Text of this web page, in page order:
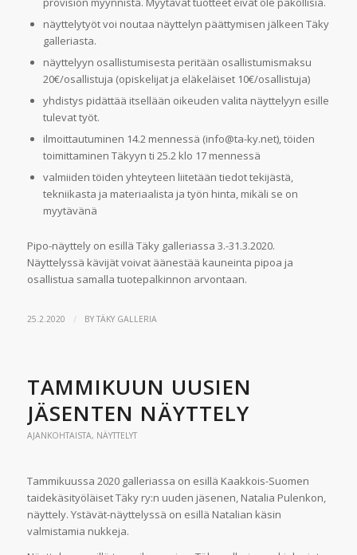
näyttelytyöt voi noutaa näyttelyn päättymisen jälkeen Täky
galleriasta.
näyttelyyn osallistumisesta peritään osallistumismaksu
20€/osallistuja (opiskelijat ja eläkeläiset 10€/osallistuja)
yhdistys pidättää itsellään oikeuden valita näyttelyyn esille
tulevat työt.
ilmoittautuminen 14.2 mennessä (info@ta-ky.net), töiden
toimittaminen Täkyyn ti 25.2 klo 17 mennessä
valmiiden töiden yhteyteen liitetään tiedot tekijästä,
tekniikasta ja materiaalista ja työn hinta, mikäli se on
myytävänä
Pipo-näyttely on esillä Täky galleriassa 3.-31.3.2020.
Näyttelyssä kävijät voivat äänestää kauneinta pipoa ja
osallistua samalla tuotepalkinnon arvontaan.
25.2.2020 / BYTÄKY GALLERIA
TAMMIKUUN UUSIEN
JÄSENTEN NÄYTTELY
AJANKOHTAISTA, NÄYTTELYT
Tammikuussa 2020 galleriassa on esillä Kaakkois-Suomen
taidekäsityöläiset Täky ry:n uuden jäsenen, Natalia Pulenkon,
näyttely. Ystävät-näyttelyssä on esillä Natalian käsin
valmistamia nukkeja.